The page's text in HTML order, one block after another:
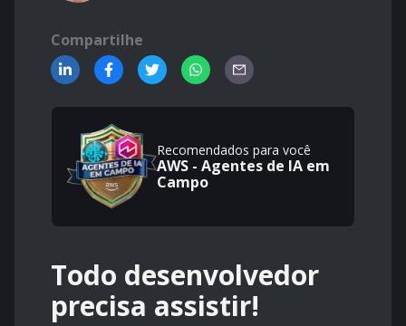
Compartilhe
Recomendados para você
AWS - Agentes de IA em
Campo
Todo desenvolvedor
precisa assistir!